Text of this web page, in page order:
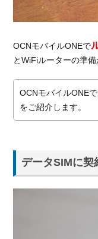
1.2.
WiFi
ター
を用
る
レンタ
ている
OCNモバイルONEで
とWiFiルーターの準
OCNモバイルONE
をご紹介します。
データSIMに契